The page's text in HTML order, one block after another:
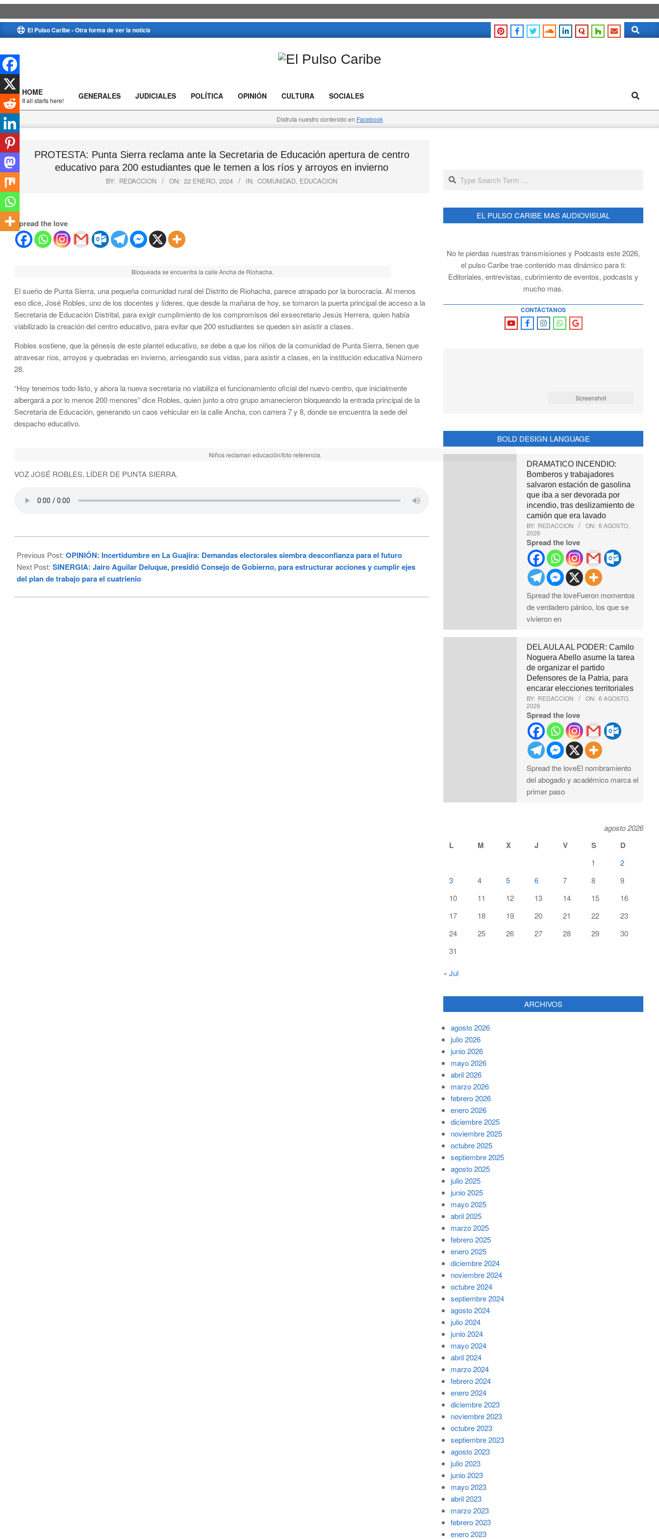
to
El Pulso Caribe - Otra forma de ver la noticia Search
Caribe
Primary
Navigation
Menu
HOME
It all starts here! GENERALES JUDICIALES POLÍTICA OPINIÓN CULTURA SOCIALES Search
Disfruta nuestro contenido en Facebook
PROTESTA: Punta Sierra reclama ante la Secretaria de Educación apertura de centro
educativo para 200 estudiantes que le temen a los ríos y arroyos en invierno
BY: REDACCION ON: 22 ENERO, 2024 IN: COMUNIDAD, EDUCACION
Spread the love
Bloqueada se encuentra la calle Ancha de Riohacha.
El sueño de Punta Sierra, una pequeña comunidad rural del Distrito de Riohacha, parece atrapado por la burocracia. Al menos
eso dice, José Robles, uno de los docentes y líderes, que desde la mañana de hoy, se tomaron la puerta principal de acceso a la
Secretaria de Educación Distrital, para exigir cumplimiento de los compromisos del exsecretario Jesús Herrera, quien había
viabilizado la creación del centro educativo, para evitar que 200 estudiantes se queden sin asistir a clases.
Robles sostiene, que la génesis de este plantel educativo, se debe a que los niños de la comunidad de Punta Sierra, tienen que
atravesar ríos, arroyos y quebradas en invierno, arriesgando sus vidas, para asistir a clases, en la institución educativa Número
28.
“Hoy tenemos todo listo, y ahora la nueva secretaria no viabiliza el funcionamiento oficial del nuevo centro, que inicialmente
albergará a por lo menos 200 menores” dice Robles, quien junto a otro grupo amanecieron bloqueando la entrada principal de la
Secretaria de Educación, generando un caos vehicular en la calle Ancha, con carrera 7 y 8, donde se encuentra la sede del
despacho educativo.
Niños reclaman educación/foto referencia.
VOZ JOSÉ ROBLES, LÍDER DE PUNTA SIERRA.
01-
22
Previous Post: OPINIÓN: Incertidumbre en La Guajira: Demandas electorales siembra desconfianza para el futuro
Next Post: SINERGIA: Jairo Aguilar Deluque, presidió Consejo de Gobierno, para estructurar acciones y cumplir ejes
del plan de trabajo para el cuatrienio
Search
EL PULSO CARIBE MAS AUDIOVISUAL
No te pierdas nuestras transmisiones y Podcasts este 2026,
el pulso Caribe trae contenido mas dinámico para ti:
Editoriales, entrevistas, cubrimiento de eventos, podcasts y
mucho mas.
CONTÁCTANOS
Screenshot
BOLD DESIGN LANGUAGE
DRAMATICO INCENDIO:
Bomberos y trabajadores
salvaron estación de gasolina
que iba a ser devorada por
incendio, tras deslizamiento de
camión que era lavado
BY: REDACCION ON: 6 AGOSTO,
2026
Spread the love
Spread the loveFueron momentos
de verdadero pánico, los que se
vivieron en
DEL AULA AL PODER: Camilo
Noguera Abello asume la tarea
de organizar el partido
Defensores de la Patria, para
encarar elecciones territoriales
BY: REDACCION ON: 6 AGOSTO,
2026
Spread the love
Spread the loveEl nombramiento
del abogado y académico marca el
primer paso
agosto 2026
L M X J V S D
1
2
3
4 5 6 7 8
9
10
11 12 13 14 15
16
17
18 19 20 21 22
23
24
25 26 27 28 29
30
31
« Jul
ARCHIVOS
agosto 2026
julio 2026
junio 2026
mayo 2026
abril 2026
marzo 2026
febrero 2026
enero 2026
diciembre 2025
noviembre 2025
octubre 2025
septiembre 2025
agosto 2025
julio 2025
junio 2025
mayo 2025
abril 2025
marzo 2025
febrero 2025
enero 2025
diciembre 2024
noviembre 2024
octubre 2024
septiembre 2024
agosto 2024
julio 2024
junio 2024
mayo 2024
abril 2024
marzo 2024
febrero 2024
enero 2024
diciembre 2023
noviembre 2023
octubre 2023
septiembre 2023
agosto 2023
julio 2023
junio 2023
mayo 2023
abril 2023
marzo 2023
febrero 2023
enero 2023